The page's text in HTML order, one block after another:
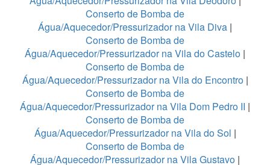
Conserto de Bomba de
Água/Aquecedor/Pressurizador na Vila Diva |
Conserto de Bomba de
Água/Aquecedor/Pressurizador na Vila do Castelo |
Conserto de Bomba de
Água/Aquecedor/Pressurizador na Vila do Encontro|
Conserto de Bomba de
Água/Aquecedor/Pressurizador na Vila Dom Pedro II |
Conserto de Bomba de
Água/Aquecedor/Pressurizador na Vila do Sol |
Conserto de Bomba de
Água/Aquecedor/Pressurizador na Vila Gustavo |